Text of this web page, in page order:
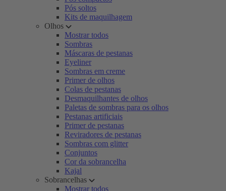
Pós soltos
Kits de maquilhagem
Olhos
Mostrar todos
Sombras
Máscaras de pestanas
Eyeliner
Sombras em creme
Primer de olhos
Colas de pestanas
Desmaquilhantes de olhos
Paletas de sombras para os olhos
Pestanas artificiais
Primer de pestanas
Reviradores de pestanas
Sombras com glitter
Conjuntos
Cor da sobrancelha
Kajal
Sobrancelhas
Mostrar todos